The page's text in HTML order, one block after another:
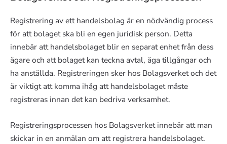
Registrering av ett handelsbolag är en nödvändig process
för att bolaget ska bli en egen juridisk person. Detta
innebär att handelsbolaget blir en separat enhet från dess
ägare och att bolaget kan teckna avtal, äga tillgångar och
ha anställda. Registreringen sker hos Bolagsverket och det
är viktigt att komma ihåg att handelsbolaget måste
registreras innan det kan bedriva verksamhet.
Registreringsprocessen hos Bolagsverket innebär att man
skickar in en anmälan om att registrera handelsbolaget.